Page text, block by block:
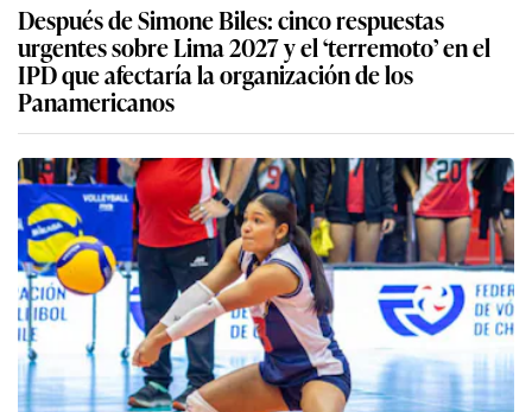
Después de Simone Biles: cinco respuestas
urgentes sobre Lima 2027 y el ‘terremoto’ en el
IPD que afectaría la organización de los
Panamericanos